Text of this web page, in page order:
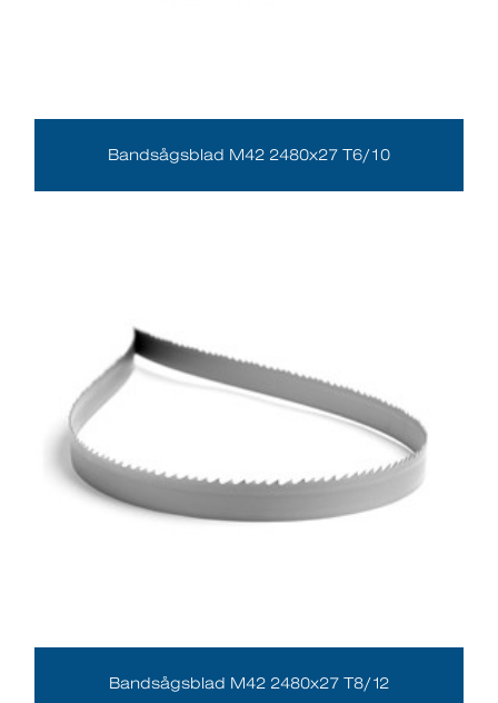
Bandsågsblad M42 2480x27 T6/10
Bandsågsblad M42 2480x27 T8/12